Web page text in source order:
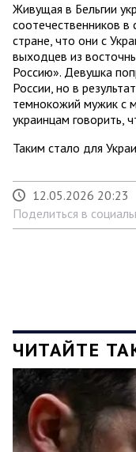
Живущая в Бельгии
соотечественников в
стране, что они с
выходцев из
Россию». Девушка
России, но в
темнокожий мужик с
украинцам говорить,
Таким стало для
12.05.2026 20:23
Поделиться в
ЧИТАЙТЕ